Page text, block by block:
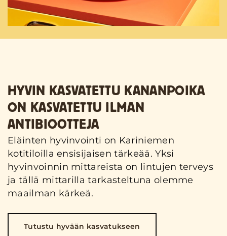
HYVIN KASVATETTU KANANPOIKA
ON KASVATETTU ILMAN
ANTIBIOOTTEJA
Eläinten hyvinvointi on Kariniemen
kotitiloilla ensisijaisen tärkeää. Yksi
hyvinvoinnin mittareista on lintujen terveys
ja tällä mittarilla tarkasteltuna olemme
maailman kärkeä.
Tutustu hyvään kasvatukseen